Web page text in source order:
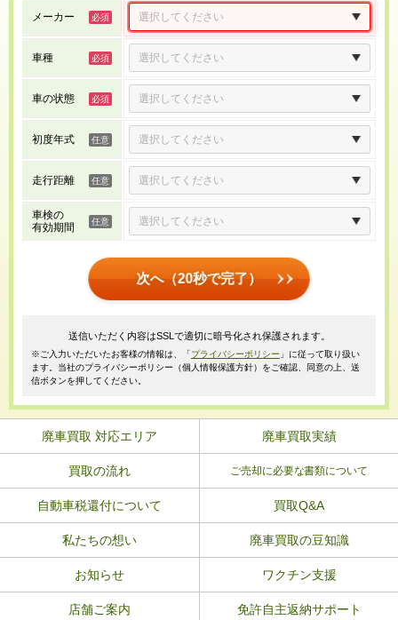
メーカー
車種
車の状態
初度年式
走行距離
車検の
有効期間
次へ（20秒で完了）
送信いただく内容はSSLで適切に暗号化され保護されます。
※ご入力いただいたお客様の情報は、「 プライバシーポリシー 」に従って取り扱い
ます。当社のプライバシーポリシー（個人情報保護方針）をご確認、同意の上、送
信ボタンを押してください。
廃車買取 対応エリア 廃車買取実績
買取の流れ ご売却に必要な書類について
自動車税還付について 買取Q&A
私たちの想い 廃車買取の豆知識
お知らせ ワクチン支援
店舗ご案内 免許自主返納サポート